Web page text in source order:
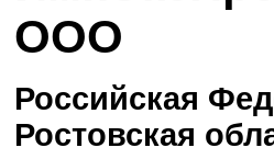
ООО
Российская
Ростовская